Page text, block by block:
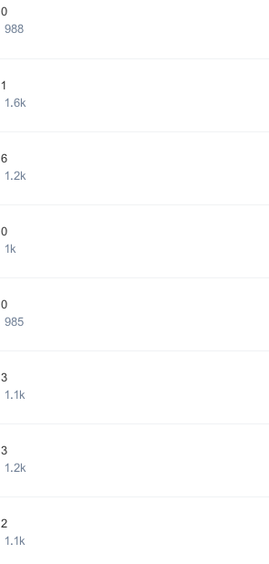
0
988
1
1.6k
6
1.2k
0
1k
0
985
3
1.1k
3
1.2k
2
1.1k